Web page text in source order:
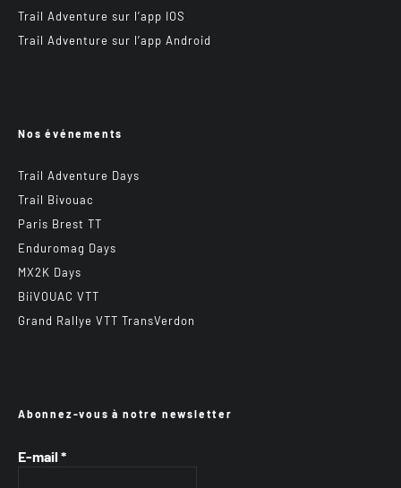
Trail Adventure sur l’app IOS
Trail Adventure sur l’app Android
Nos événements
Trail Adventure Days
Trail Bivouac
Paris Brest TT
Enduromag Days
MX2K Days
BiiVOUAC VTT
Grand Rallye VTT TransVerdon
Abonnez-vous à notre newsletter
E-mail *